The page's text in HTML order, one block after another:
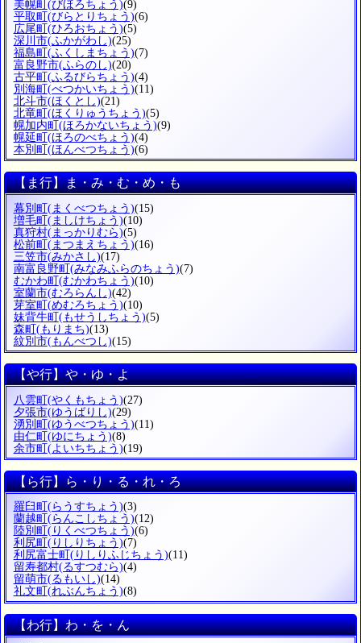
美幌町 (びほろちょう)(9)
平取町 (びらとりちょう)(6)
広尾町 (ひろおちょう)(5)
深川市(ふかがわし)(25)
福島町 (ふくしまちょう)(7)
富良野市(ふらのし)(20)
古平町 (ふるびらちょう)(4)
別海町 (べつかいちょう)(11)
北斗市(ほくとし)(21)
北竜町 (ほくりゅうちょう)(5)
幌加内町 (ほろかないちょう)(9)
幌延町 (ほろのべちょう)(4)
本別町 (ほんべつちょう)(6)
【ま行】ま・み・む・め・も
幕別町 (まくべつちょう)(15)
増毛町 (ましけちょう)(10)
真狩村(まっかりむら)(5)
松前町 (まつまえちょう)(16)
三笠市(みかさし)(17)
南富良野町 (みなみふらのちょう)(7)
むかわ町 (むかわちょう)(10)
室蘭市(むろらんし)(42)
芽室町 (めむろちょう)(10)
妹背牛町 (もせうしちょう)(5)
森町 (もりまち)(13)
紋別市(もんべつし)(15)
【や行】や・ゆ・よ
八雲町(やくもちょう)(27)
夕張市(ゆうばりし)(29)
湧別町(ゆうべつちょう)(11)
由仁町(ゆにちょう)(8)
余市町(よいちちょう)(19)
【ら行】ら・り・る・れ・ろ
羅臼町 (らうすちょう)(3)
蘭越町 (らんこしちょう)(12)
陸別町 (りくべつちょう)(6)
利尻町 (りしりちょう)(7)
利尻富士町 (りしりふじちょう)(11)
留寿都村(るすつむら)(4)
留萌市(るもいし)(14)
礼文町 (れぶんちょう)(8)
【わ行】わ・を・ん